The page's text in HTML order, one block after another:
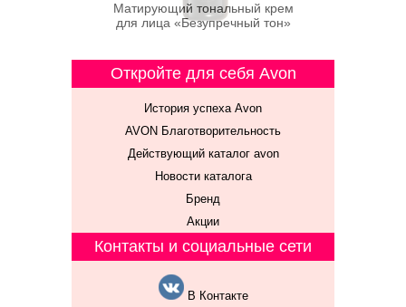
Матирующий тональный крем
для лица «Безупречный тон»
Откройте для себя Avon
История успеха Avon
AVON Благотворительность
Действующий каталог avon
Новости каталога
Бренд
Акции
Контакты и социальные сети
В Контакте